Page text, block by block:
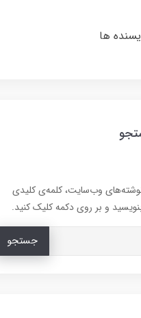
ها
وب‌سایت، کلمه‌ی کلیدی
و بر روی دکمه کلیک کنید.
جستجو